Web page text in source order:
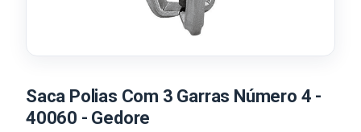
Saca Polias Com 3 Garras Número 4 -
40060 - Gedore